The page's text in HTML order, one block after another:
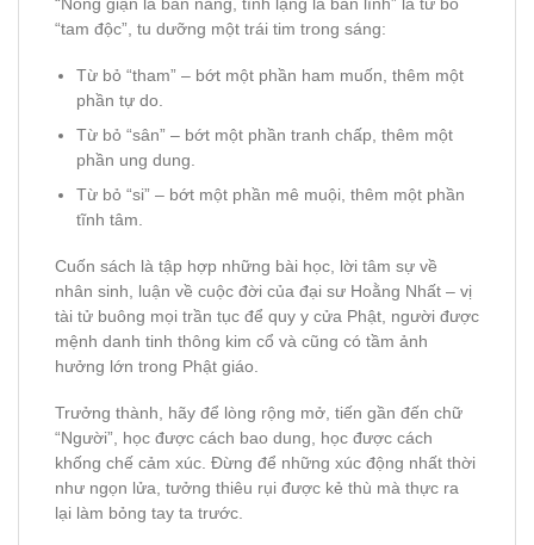
“Nóng giận là bản năng, tĩnh lặng là bản lĩnh” là từ bỏ
“tam độc”, tu dưỡng một trái tim trong sáng:
Từ bỏ “tham” – bớt một phần ham muốn, thêm một
phần tự do.
Từ bỏ “sân” – bớt một phần tranh chấp, thêm một
phần ung dung.
Từ bỏ “si” – bớt một phần mê muội, thêm một phần
tĩnh tâm.
Cuốn sách là tập hợp những bài học, lời tâm sự về
nhân sinh, luận về cuộc đời của đại sư Hoằng Nhất – vị
tài tử buông mọi trần tục để quy y cửa Phật, người được
mệnh danh tinh thông kim cổ và cũng có tầm ảnh
hưởng lớn trong Phật giáo.
Trưởng thành, hãy để lòng rộng mở, tiến gần đến chữ
“Người”, học được cách bao dung, học được cách
khống chế cảm xúc. Đừng để những xúc động nhất thời
như ngọn lửa, tưởng thiêu rụi được kẻ thù mà thực ra
lại làm bỏng tay ta trước.